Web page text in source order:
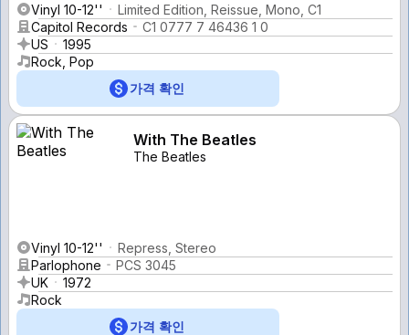
Vinyl 10-12''
Limited Edition, Reissue, Mono, C1
Capitol Records
C1 0777 7 46436 1 0
US
1995
Rock, Pop
가격 확인
With The Beatles
The Beatles
Vinyl 10-12''
Repress, Stereo
Parlophone
PCS 3045
UK
1972
Rock
가격 확인